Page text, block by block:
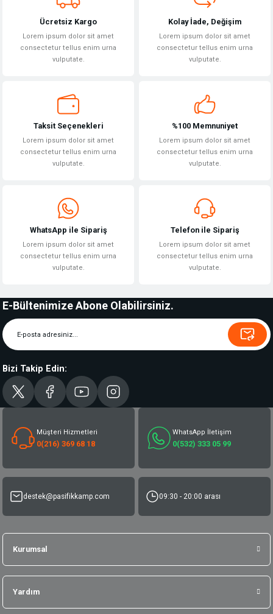
Ücretsiz Kargo
Lorem ipsum dolor sit amet
consectetur tellus enim urna
vulputate.
Kolay İade, Değişim
Lorem ipsum dolor sit amet
consectetur tellus enim urna
vulputate.
Taksit Seçenekleri
Lorem ipsum dolor sit amet
consectetur tellus enim urna
vulputate.
%100 Memnuniyet
Lorem ipsum dolor sit amet
consectetur tellus enim urna
vulputate.
WhatsApp ile Sipariş
Lorem ipsum dolor sit amet
consectetur tellus enim urna
vulputate.
Telefon ile Sipariş
Lorem ipsum dolor sit amet
consectetur tellus enim urna
vulputate.
E-Bültenimize Abone Olabilirsiniz.
Bizi Takip Edin:
Müşteri Hizmetleri
0(216) 369 68 18
WhatsApp İletişim
0(532) 333 05 99
destek@pasifikkamp.com 09:30 - 20:00 arası
Kurumsal
Yardım